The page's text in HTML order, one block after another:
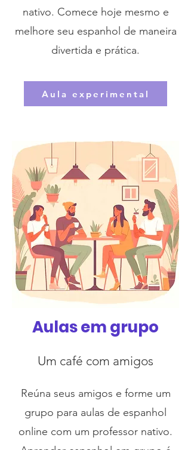
nativo. Comece hoje mesmo e
melhore seu espanhol de maneira
divertida e prática.
Aula experimental
Aulas em grupo
Um café com amigos
Reúna seus amigos e forme um
grupo para aulas de espanhol
online com um professor nativo.